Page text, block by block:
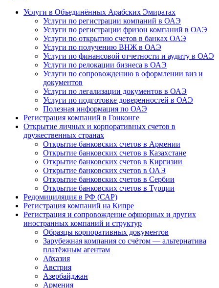
Услуги в Объединённых Арабских Эмиратах
Услуги по регистрации компаний в ОАЭ
Услуги по регистрации фризон компаний в ОАЭ
Услуги по открытию счетов в банках ОАЭ
Услуги по получению ВНЖ в ОАЭ
Услуги по финансовой отчетности и аудиту в ОАЭ
Услуги по релокации бизнеса в ОАЭ
Услуги по сопровождению в оформлении виз и
документов
Услуги по легализации документов в ОАЭ
Услуги по подготовке доверенностей в ОАЭ
Полезная информация по ОАЭ
Регистрация компаний в Гонконге
Открытие личных и корпоративных счетов в
дружественных странах
Открытие банковских счетов в Армении
Открытие банковских счетов в Казахстане
Открытие банковских счетов в Киргизии
Открытие банковских счетов в ОАЭ
Открытие банковских счетов в Сербии
Открытие банковских счетов в Турции
Редомициляция в РФ (САР)
Регистрация компаний на Кипре
Регистрация и сопровождение офшорных и других
иностранных компаний и структур
Образцы корпоративных документов
Зарубежная компания со счётом — альтернатива
платёжным агентам
Абхазия
Австрия
Азербайджан
Армения